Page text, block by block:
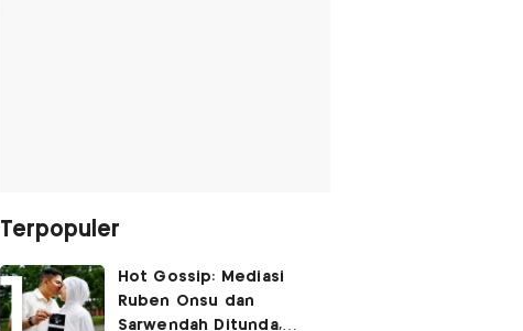
Terpopuler
Hot Gossip: Mediasi
Ruben Onsu dan
Sarwendah Ditunda,